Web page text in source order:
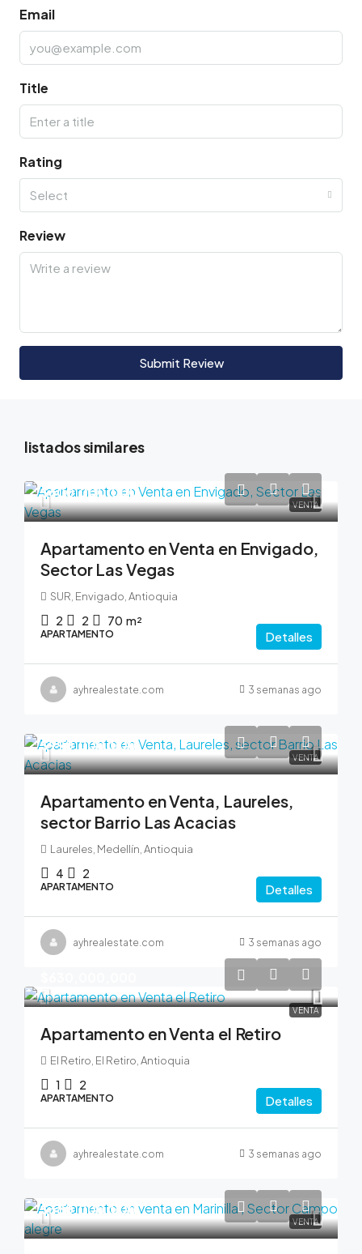
Email
Title
Rating
Select
Review
Submit Review
listados similares
VENTA
$600,000,000
Apartamento en Venta en Envigado,
Sector Las Vegas
SUR, Envigado, Antioquia
2 2 70 m²
APARTAMENTO Detalles
ayhrealestate.com 3 semanas ago
VENTA
$990,000,000
Apartamento en Venta, Laureles,
sector Barrio Las Acacias
Laureles, Medellín, Antioquia
4 2
APARTAMENTO Detalles
ayhrealestate.com 3 semanas ago
VENTA
Apartamento en Venta el Retiro
El Retiro, El Retiro, Antioquia
1 2
APARTAMENTO Detalles
ayhrealestate.com 3 semanas ago
VENTA
$380,000,000